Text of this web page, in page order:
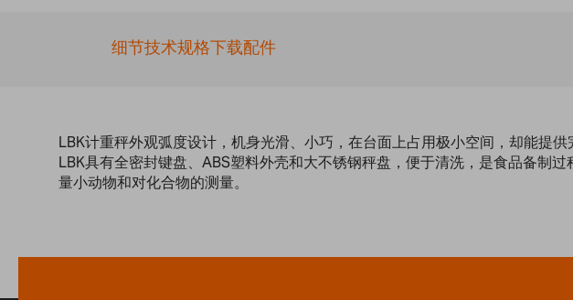
细节技术规格下载配件
LBK计重秤外观弧度设计，机身光滑、小巧，在台面上占用极小空间，却能提
LBK具有全密封键盘、ABS塑料外壳和大不锈钢秤盘，便于清洗，是食品备制
量小动物和对化合物的测量。